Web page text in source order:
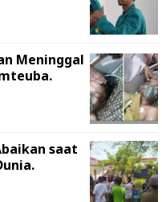
Meninggal
saat